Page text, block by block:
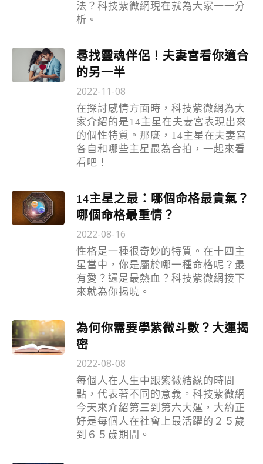
法？科技紫微網現在就為大家一一分
析。
尋找靈魂伴侶！夫妻宮看你適合
的另一半
2022-11-08
在探討感情方面時，科技紫微網為大
家介紹的是14主星在夫妻宮表現出來
的個性特質。那麼，14主星在夫妻宮
各自和哪些主星最為合拍，一起來看
看吧！
14主星之最：哪個命格最貴氣？
哪個命格最重情？
2022-08-16
性格是一種很奇妙的特質。在十四主
星當中，你是屬於哪一種命格呢？最
有愛？還是最熱血？科技紫微網接下
來就為你揭曉。
為何你需要學紫微斗數？大運揭
密
2022-08-08
每個人在人生中跟紫微結緣的時間
點，代表著不同的意義。科技紫微網
今天來介紹第三到第六大運，大約正
好是每個人在社會上最活躍的２５歲
到６５歲期間。